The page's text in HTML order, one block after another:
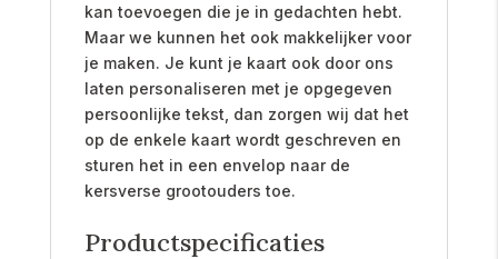
kan toevoegen die je in gedachten hebt.
Maar we kunnen het ook makkelijker voor
je maken. Je kunt je kaart ook door ons
laten personaliseren met je opgegeven
persoonlijke tekst, dan zorgen wij dat het
op de enkele kaart wordt geschreven en
sturen het in een envelop naar de
kersverse grootouders toe.
Productspecificaties